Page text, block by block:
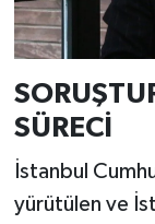
SÜRECİ
İstanbul
yürütülen ve